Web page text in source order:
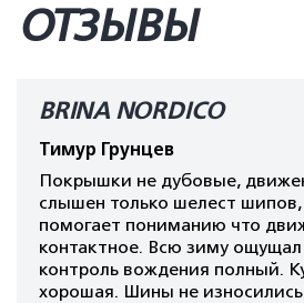
ОТЗЫВЫ
BRINA NORDICO
Тимур Грунцев
Покрышки не дубовые,
слышен только шелест
помогает пониманию что
контактное. Всю зиму ощущал
контроль вождения полный.
хорошая. Шины не